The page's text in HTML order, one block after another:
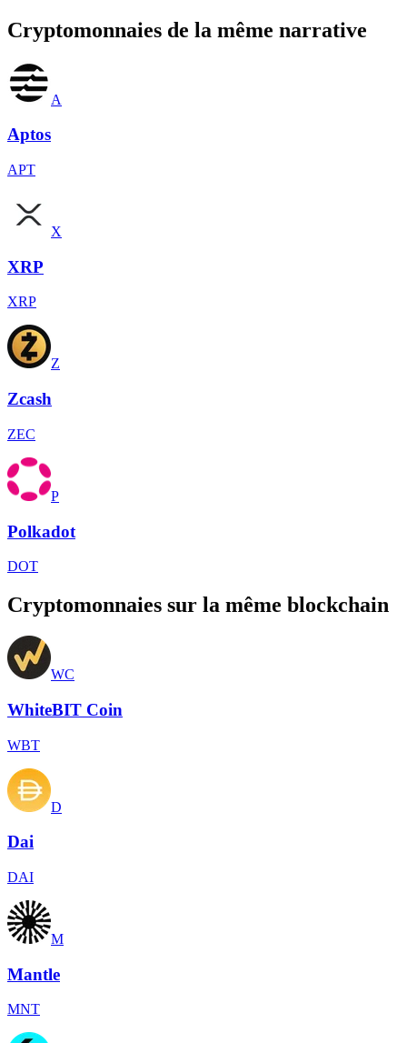
Cryptomonnaies de la même narrative
A
Aptos
APT
X
XRP
XRP
Z
Zcash
ZEC
P
Polkadot
DOT
Cryptomonnaies sur la même blockchain
WC
WhiteBIT Coin
WBT
D
Dai
DAI
M
Mantle
MNT